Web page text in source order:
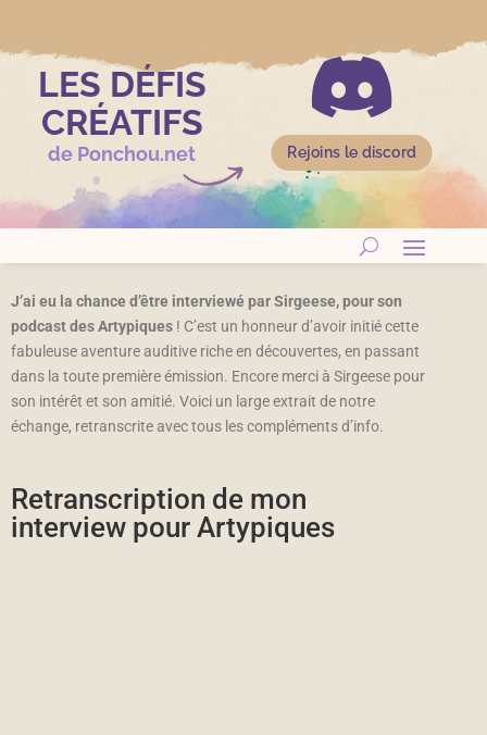
LES DÉFIS
CRÉATIFS
de Ponchou.net

Rejoins le discord
J’ai eu la chance d’être interviewé par Sirgeese, pour son
podcast des Artypiques ! C’est un honneur d’avoir initié cette
fabuleuse aventure auditive riche en découvertes, en passant
dans la toute première émission. Encore merci à Sirgeese pour
son intérêt et son amitié. Voici un large extrait de notre
échange, retranscrite avec tous les compléments d’info.
Retranscription de mon
interview pour Artypiques